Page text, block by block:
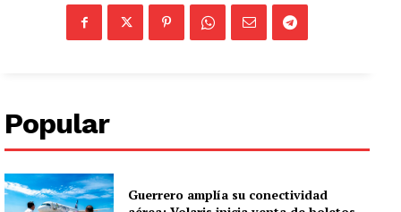
Popular
Guerrero amplía su conectividad